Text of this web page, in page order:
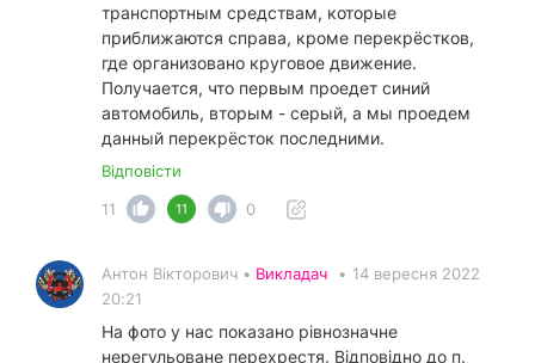
транспортным средствам, которые
приближаются справа, кроме перекрёстков,
где организовано круговое движение.
Получается, что первым проедет синий
автомобиль, вторым - серый, а мы проедем
данный перекрёсток последними.
Відповісти
11
11 0
Антон Вікторович • Викладач • 14 вересня 2022
20:21
На фото у нас показано рівнозначне
нерегульоване перехрестя. Відповідно до п.